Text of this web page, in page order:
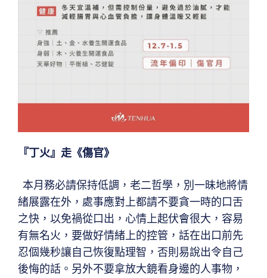
『丁火』走《傷官》
本月務必請保持低調，老二哲學，別一昧地將情
緒展露在外，處事應對上都請不要貪一時的口舌
之快，以免禍從口出，心情上起伏會很大，容易
有無名火，要做好情緒上的控管，話在出口前先
忍個幾秒讓自己恢復點理智，否則易說出令自己
後悔的話。另外不要拿放大鏡看身邊的人事物，